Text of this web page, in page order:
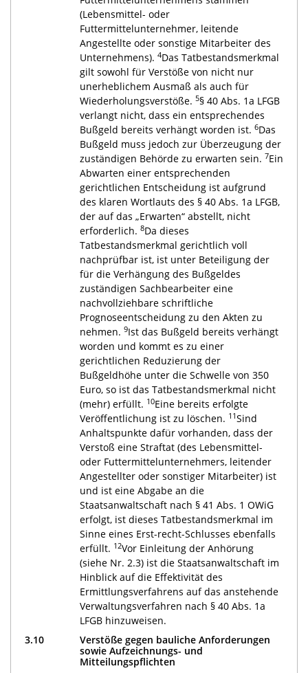
(Lebensmittel- oder
Futtermittelunternehmer, leitende
Angestellte oder sonstige Mitarbeiter des
Unternehmens). 4Das Tatbestandsmerkmal
gilt sowohl für Verstöße von nicht nur
unerheblichem Ausmaß als auch für
Wiederholungsverstöße. 5§ 40 Abs. 1a LFGB
verlangt nicht, dass ein entsprechendes
Bußgeld bereits verhängt worden ist. 6Das
Bußgeld muss jedoch zur Überzeugung der
zuständigen Behörde zu erwarten sein. 7Ein
Abwarten einer entsprechenden
gerichtlichen Entscheidung ist aufgrund
des klaren Wortlauts des § 40 Abs. 1a LFGB,
der auf das „Erwarten“ abstellt, nicht
erforderlich. 8Da dieses
Tatbestandsmerkmal gerichtlich voll
nachprüfbar ist, ist unter Beteiligung der
für die Verhängung des Bußgeldes
zuständigen Sachbearbeiter eine
nachvollziehbare schriftliche
Prognoseentscheidung zu den Akten zu
nehmen. 9Ist das Bußgeld bereits verhängt
worden und kommt es zu einer
gerichtlichen Reduzierung der
Bußgeldhöhe unter die Schwelle von 350
Euro, so ist das Tatbestandsmerkmal nicht
(mehr) erfüllt. 10Eine bereits erfolgte
Veröffentlichung ist zu löschen. 11Sind
Anhaltspunkte dafür vorhanden, dass der
Verstoß eine Straftat (des Lebensmittel-
oder Futtermittelunternehmers, leitender
Angestellter oder sonstiger Mitarbeiter) ist
und ist eine Abgabe an die
Staatsanwaltschaft nach § 41 Abs. 1 OWiG
erfolgt, ist dieses Tatbestandsmerkmal im
Sinne eines Erst-recht-Schlusses ebenfalls
erfüllt. 12Vor Einleitung der Anhörung
(siehe Nr. 2.3) ist die Staatsanwaltschaft im
Hinblick auf die Effektivität des
Ermittlungsverfahrens auf das anstehende
Verwaltungsverfahren nach § 40 Abs. 1a
LFGB hinzuweisen.
3.10
Verstöße gegen bauliche Anforderungen
sowie Aufzeichnungs- und
Mitteilungspflichten